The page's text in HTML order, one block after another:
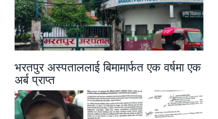
भरतपुर अस्पताललाई बिमामार्फत एक वर्षमा एक
अर्ब प्राप्त